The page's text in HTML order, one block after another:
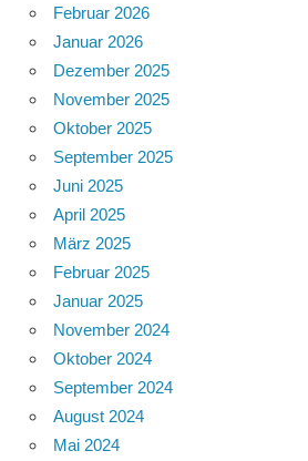
Februar 2026
Januar 2026
Dezember 2025
November 2025
Oktober 2025
September 2025
Juni 2025
April 2025
März 2025
Februar 2025
Januar 2025
November 2024
Oktober 2024
September 2024
August 2024
Mai 2024